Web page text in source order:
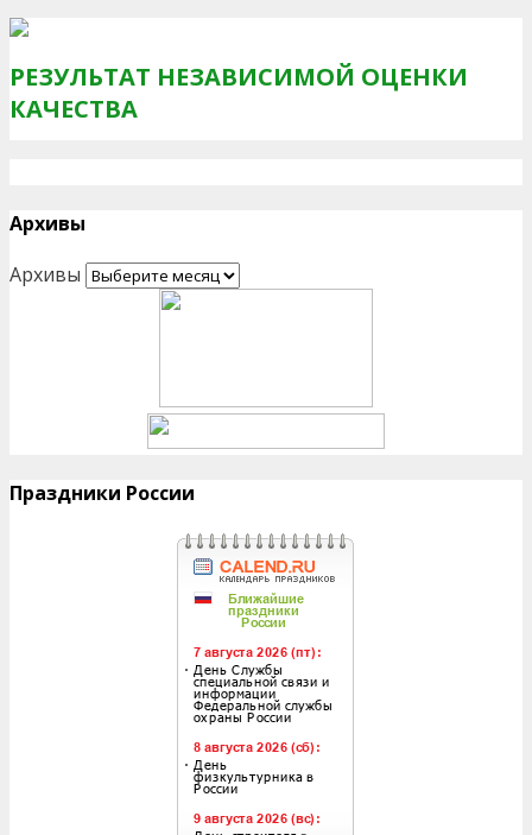
РЕЗУЛЬТАТ НЕЗАВИСИМОЙ ОЦЕНКИ
КАЧЕСТВА
Архивы
Архивы
Праздники России